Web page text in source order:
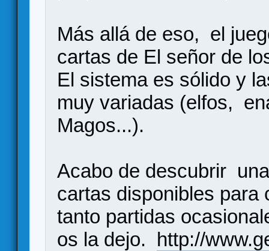
Más allá de eso, el
cartas de El señor de
El sistema es sólido y
muy variadas (elfos,
Magos...).
Acabo de descubrir
cartas disponibles para
tanto partidas
os la dejo. http://